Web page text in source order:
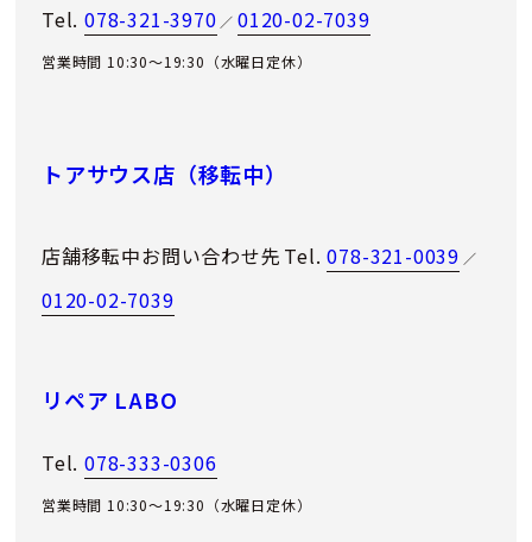
Tel. 078-321-3970 ／0120-02-7039
営業時間 10:30～19:30（水曜日定休）
トアサウス店（移転中）
店舗移転中お問い合わせ先 Tel.078-321-0039 ／
0120-02-7039
リペア LABO
Tel. 078-333-0306
営業時間 10:30～19:30（水曜日定休）